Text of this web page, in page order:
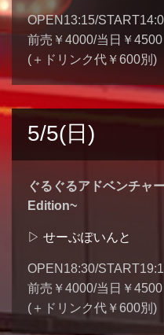
OPEN13:15/
前売￥4000/当日￥4500
(＋ドリンク代￥600別)
5/5(日)
ぐるぐるアドベンチャ
Edition~
▷ せーぶぽいんと
OPEN18:30/
前売￥4000/当日￥4500
(＋ドリンク代￥600別)